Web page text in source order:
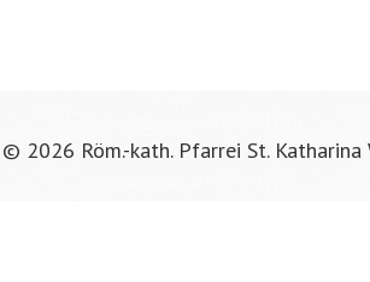
© 2026 Röm.-kath. Pfarrei St.